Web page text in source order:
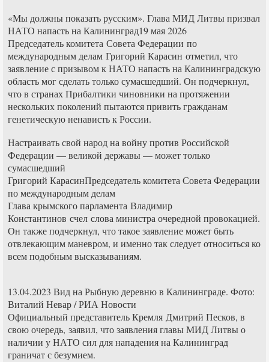
«Мы должны показать русским». Глава МИД Литвы призвал
НАТО напасть на Калининград19 мая 2026
Председатель комитета Совета Федерации по
международным делам Григорий Карасин отметил, что
заявление с призывом к НАТО напасть на Калининградскую
область мог сделать только сумасшедший. Он подчеркнул,
что в странах Прибалтики чиновники на протяжении
нескольких поколений пытаются привить гражданам
генетическую ненависть к России.
Настраивать свой народ на войну против Российской
Федерации — великой державы — может только
сумасшедший
Григорий КарасинПредседатель комитета Совета Федерации
по международным делам
Глава крымского парламента Владимир
Константинов счел слова министра очередной провокацией.
Он также подчеркнул, что такое заявление может быть
отвлекающим маневром, и именно так следует относиться ко
всем подобным высказываниям.
13.04.2023 Вид на Рыбную деревню в Калининграде. Фото:
Виталий Невар / РИА Новости
Официальный представитель Кремля Дмитрий Песков, в
свою очередь, заявил, что заявления главы МИД Литвы о
наличии у НАТО сил для нападения на Калининград
граничат с безумием.